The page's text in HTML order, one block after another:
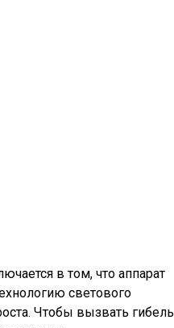
в том, что аппарат
светового
Чтобы вызвать гибель